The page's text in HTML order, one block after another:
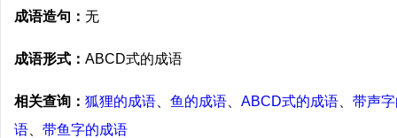
成语造句： 无
成语形式： ABCD式的成语
相关查询： 狐狸的成语 鱼的成语 ABCD式的成语
带声
语
带鱼字的成语